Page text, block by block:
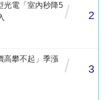
光電「室內秒降5 / 2
高攀不起」季漲
/ 3